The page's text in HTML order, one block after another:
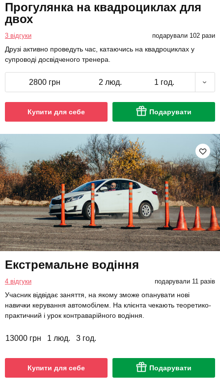
Прогулянка на квадроциклах для
двох
3 відгуки подарували 102 рази
Друзі активно проведуть час, катаючись на квадроциклах у
супроводі досвідченого тренера.
2800 грн 2 люд. 1 год.
Купити для себе Подарувати
Екстремальне водіння
4 відгуки подарували 11 разів
Учасник відвідає заняття, на якому зможе опанувати нові
навички керування автомобілем. На клієнта чекають теоретико-
практичний і урок контраварійного водіння.
13000 грн 1 люд. 3 год.
Купити для себе Подарувати